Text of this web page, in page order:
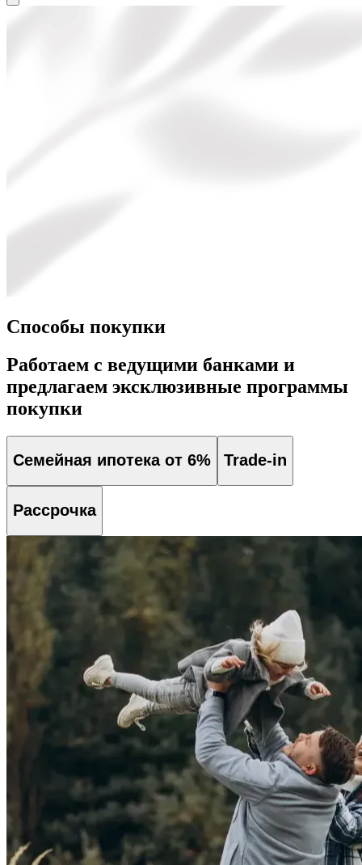
Способы покупки
Работаем с ведущими банками и
предлагаем эксклюзивные программы
покупки
Семейная ипотека от 6% Trade-in
Рассрочка